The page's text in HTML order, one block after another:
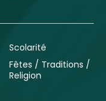
Scolarité
Fêtes / Traditions /
Religion